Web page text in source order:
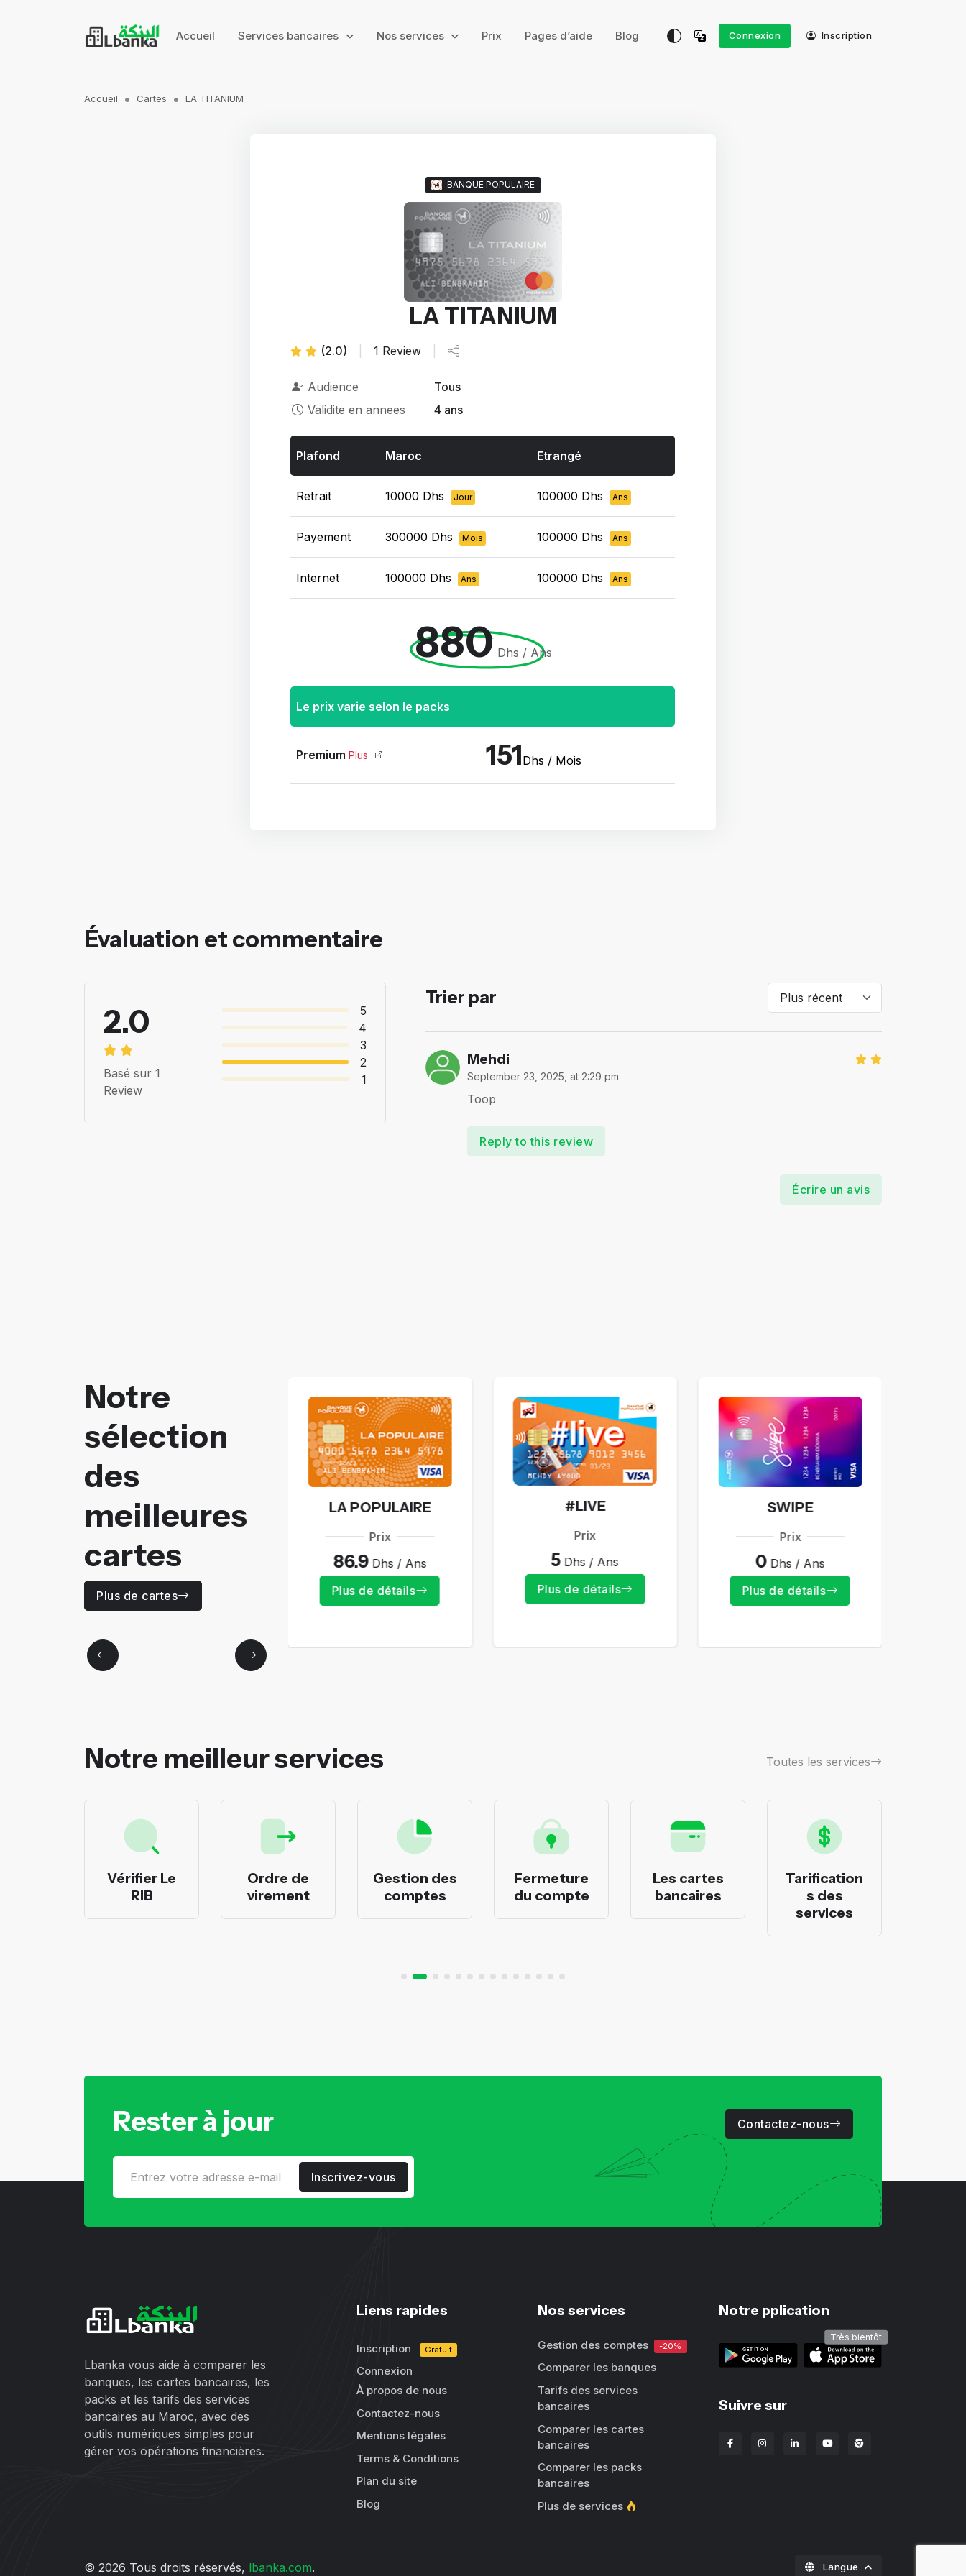
Accueil Services bancaires Nos services Prix Pages d’aide Blog Connexion Inscription
Accueil Cartes LA TITANIUM
BANQUE POPULAIRE
LA TITANIUM
(2.0) 1 Review
Audience
Tous
Validite en annees
4 ans
Plafond Maroc Etrangé
Retrait 10000 Dhs Jour 100000 Dhs Ans
Payement 300000 Dhs Mois 100000 Dhs Ans
Internet 100000 Dhs Ans 100000 Dhs Ans
880 Dhs / Ans
Le prix varie selon le packs
PremiumPlus 151Dhs / Mois
Évaluation et commentaire
2.0
Basé sur 1
Review
5
4
3
2
1
Trier par
Mehdi
September 23, 2025, at 2:29 pm
Toop
Reply to this review
Écrire un avis
Notre
sélection
des
meilleures
cartes
Plus de cartes
LA PRIMA
55 Dhs / Ans
Plus de détails
LA POPULAIRE
Prix
86.9 Dhs / Ans
Plus de détails
#LIVE
Prix
5 Dhs / Ans
Plus de détails
SWIPE
Prix
0 Dhs / Ans
Plus de détails
Notre meilleur services Toutes les services
Vérifier Le
RIB
Ordre de
virement
Gestion des
comptes
Fermeture
du compte
Les cartes
bancaires
Tarification
s des
services
Rester à jour
Inscrivez-vous
Contactez-nous
Lbanka vous aide à comparer les
banques, les cartes bancaires, les
packs et les tarifs des services
bancaires au Maroc, avec des
outils numériques simples pour
gérer vos opérations financières.
Liens rapides
Inscription Gratuit
Connexion
À propos de nous
Contactez-nous
Mentions légales
Terms & Conditions
Plan du site
Blog
Nos services
Gestion des comptes -20%
Comparer les banques
Tarifs des services
bancaires
Comparer les cartes
bancaires
Comparer les packs
bancaires
Plus de services
Notre pplication
Très bientôt
Suivre sur
Extension Chrome
© 2026 Tous droits réservés, lbanka.com. Langue